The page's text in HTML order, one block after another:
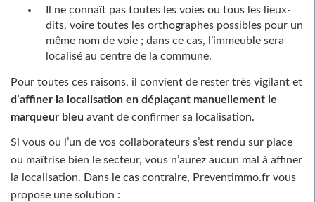
Il ne connaît pas toutes les voies ou tous les lieux-
dits, voire toutes les orthographes possibles pour un
même nom de voie ; dans ce cas, l’immeuble sera
localisé au centre de la commune.
Pour toutes ces raisons, il convient de rester très vigilant et
d’affiner la localisation en déplaçant manuellement le
marqueur bleu avant de confirmer sa localisation.
Si vous ou l’un de vos collaborateurs s’est rendu sur place
ou maîtrise bien le secteur, vous n’aurez aucun mal à affiner
la localisation. Dans le cas contraire, Preventimmo.fr vous
propose une solution :